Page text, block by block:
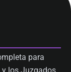
para